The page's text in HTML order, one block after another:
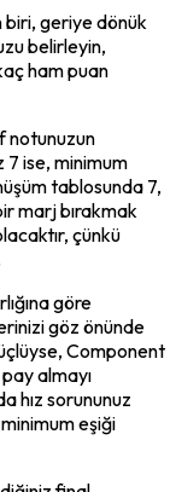
biri, geriye dönük
belirleyin,
ham puan
notunuzun
ise, minimum
tablosunda 7,
marj bırakmak
çünkü
göre
göz önünde
Component
almayı
hız sorununuz
eşiği